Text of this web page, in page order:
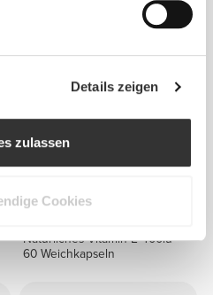
Details zeigen
zulassen
Cookies
Natürliches Vitamin E 400iu
60 Weichkapseln